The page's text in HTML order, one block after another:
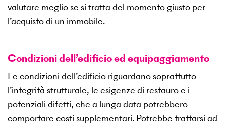
valutare meglio se si tratta del momento giusto per
l’acquisto di un immobile.
Condizioni dell’edificio ed equipaggiamento
Le condizioni dell’edificio riguardano soprattutto
l’integrità strutturale, le esigenze di restauro e i
potenziali difetti, che a lunga data potrebbero
comportare costi supplementari. Potrebbe trattarsi ad